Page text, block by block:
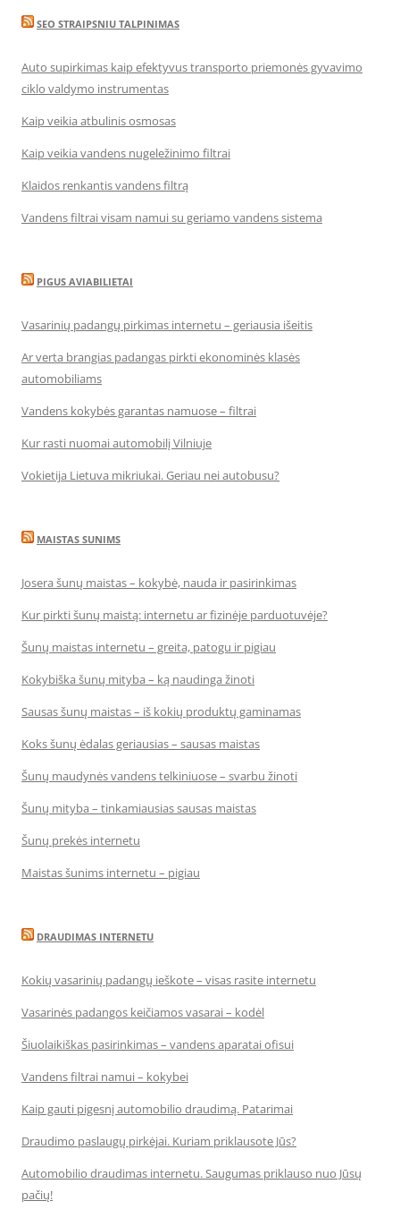
SEO STRAIPSNIU TALPINIMAS
Auto supirkimas kaip efektyvus transporto priemonės gyvavimo
ciklo valdymo instrumentas
Kaip veikia atbulinis osmosas
Kaip veikia vandens nugeležinimo filtrai
Klaidos renkantis vandens filtrą
Vandens filtrai visam namui su geriamo vandens sistema
PIGUS AVIABILIETAI
Vasarinių padangų pirkimas internetu – geriausia išeitis
Ar verta brangias padangas pirkti ekonominės klasės
automobiliams
Vandens kokybės garantas namuose – filtrai
Kur rasti nuomai automobilį Vilniuje
Vokietija Lietuva mikriukai. Geriau nei autobusu?
MAISTAS SUNIMS
Josera šunų maistas – kokybė, nauda ir pasirinkimas
Kur pirkti šunų maistą: internetu ar fizinėje parduotuvėje?
Šunų maistas internetu – greita, patogu ir pigiau
Kokybiška šunų mityba – ką naudinga žinoti
Sausas šunų maistas – iš kokių produktų gaminamas
Koks šunų ėdalas geriausias – sausas maistas
Šunų maudynės vandens telkiniuose – svarbu žinoti
Šunų mityba – tinkamiausias sausas maistas
Šunų prekės internetu
Maistas šunims internetu – pigiau
DRAUDIMAS INTERNETU
Kokių vasarinių padangų ieškote – visas rasite internetu
Vasarinės padangos keičiamos vasarai – kodėl
Šiuolaikiškas pasirinkimas – vandens aparatai ofisui
Vandens filtrai namui – kokybei
Kaip gauti pigesnį automobilio draudimą. Patarimai
Draudimo paslaugų pirkėjai. Kuriam priklausote Jūs?
Automobilio draudimas internetu. Saugumas priklauso nuo Jūsų
pačių!